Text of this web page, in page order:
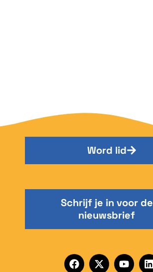
Word lid
Schrijf je in voor de
nieuwsbrief